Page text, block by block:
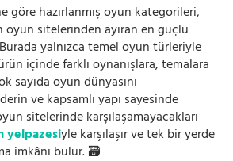
göre hazırlanmış oyun kategorileri,
oyun sitelerinden ayıran en güçlü
yalnızca temel oyun türleriyle
içinde farklı oynanışlara, temalara
sayıda oyun dünyasını
ve kapsamlı yapı sayesinde
sitelerinde karşılaşamayacakları
yelpazesiyle karşılaşır ve tek bir yerde
imkânı bulur. 🗃️